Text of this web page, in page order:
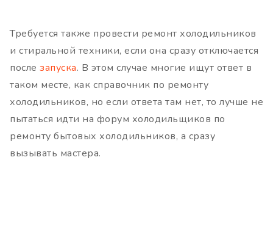
Требуется также провести ремонт холодильников
и стиральной техники, если она сразу отключается
после запуска. В этом случае многие ищут ответ в
таком месте, как справочник по ремонту
холодильников, но если ответа там нет, то лучше не
пытаться идти на форум холодильщиков по
ремонту бытовых холодильников, а сразу
вызывать мастера.